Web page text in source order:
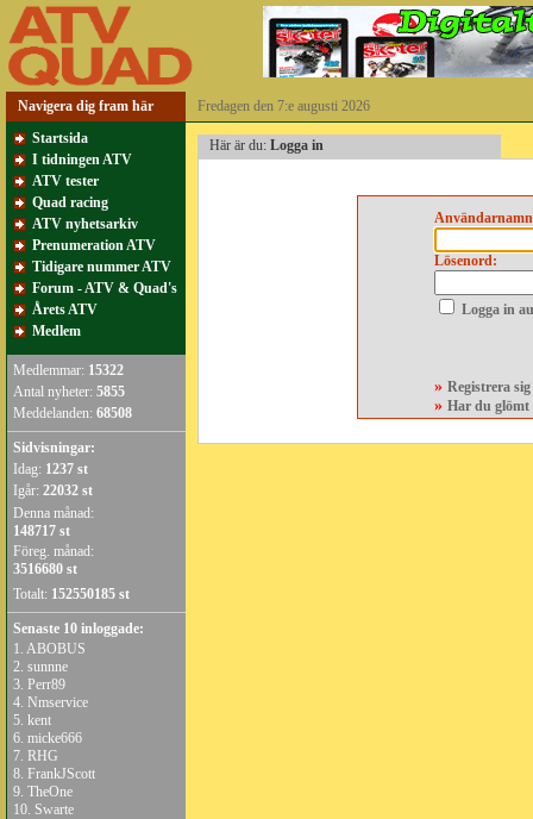
Navigera dig fram här
Fredagen den 7:e augusti 2026
Startsida
I tidningen ATV
ATV tester
Quad racing
ATV nyhetsarkiv
Prenumeration ATV
Tidigare nummer ATV
Forum - ATV & Quad's
Årets ATV
Medlem
Medlemmar: 15322
Antal nyheter: 5855
Meddelanden: 68508
Sidvisningar:
Idag: 1237 st
Igår: 22032 st
Denna månad:
148717 st
Föreg. månad:
3516680 st
Totalt: 152550185 st
Senaste 10 inloggade:
1. ABOBUS
2. sunnne
3. Perr89
4. Nmservice
5. kent
6. micke666
7. RHG
8. FrankJScott
9. TheOne
10. Swarte
Här är du: Logga in
Lösenord:
Logga in
» Registrera
» Har du glömt